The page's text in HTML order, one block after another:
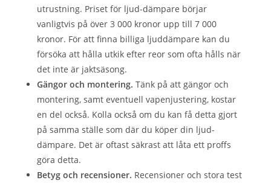
utrustning. Priset för ljud-dämpare börjar
vanligtvis på över 3 000 kronor upp till 7 000
kronor. För att finna billiga ljuddämpare kan du
försöka att hålla utkik efter reor som ofta hålls när
det inte är jaktsäsong.
Gängor och montering. Tänk på att gängor och
montering, samt eventuell vapenjustering, kostar
en del också. Kolla också om du kan få detta gjort
på samma ställe som där du köper din ljud-
dämpare. Det är oftast säkrast att låta ett proffs
göra detta.
Betyg och recensioner. Recensioner och stora test